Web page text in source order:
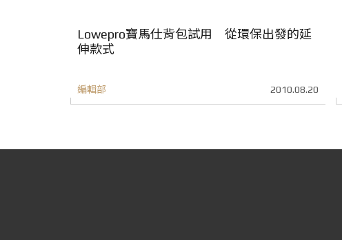
Lowepro寶馬仕背包試用 從環保出發的延
伸款式
編輯部 2010.08.20